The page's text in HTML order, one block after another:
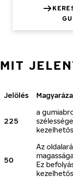
MIT
Jelölés
225
a
50
Az
Ez